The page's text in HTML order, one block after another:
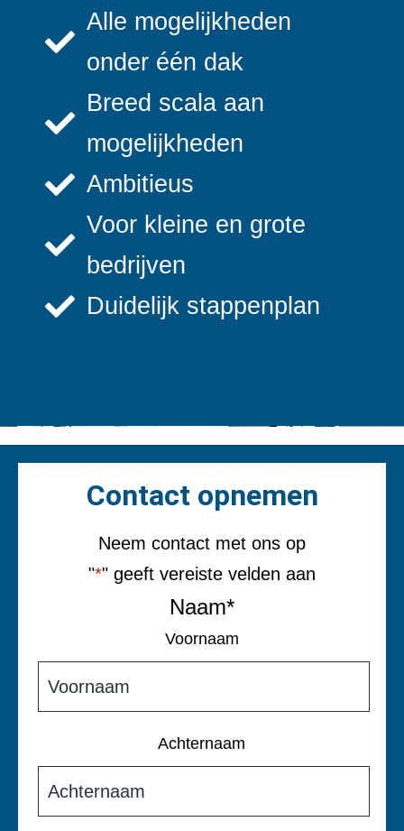
Alle mogelijkheden
onder één dak
Breed scala aan
mogelijkheden
Ambitieus
Voor kleine en grote
bedrijven
Duidelijk stappenplan
Contact opnemen
Neem contact met ons op
"*" geeft vereiste velden aan
Naam*
Voornaam
Achternaam